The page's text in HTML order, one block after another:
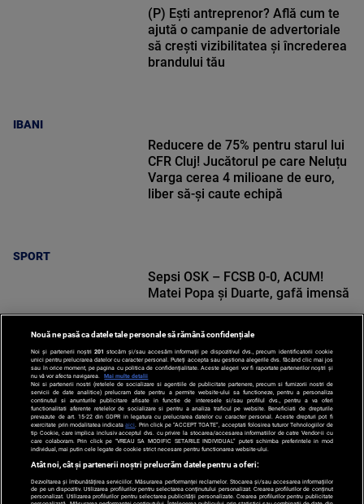
IBANI
(P) Ești antreprenor? Află cum te
ajută o campanie de advertoriale
să crești vizibilitatea și încrederea
brandului tău
SPORT
Reducere de 75% pentru starul lui
CFR Cluj! Jucătorul pe care Neluțu
Varga cerea 4 milioane de euro,
liber să-și caute echipă
SPORT
Sepsi OSK – FCSB 0-0, ACUM!
Matei Popa și Duarte, gafă imensă
Nouă ne pasă ca datele tale personale să rămână confidențiale
Noi și partenerii noștri 201 stocăm și/sau accesăm informații pe dispozitivul dvs., precum identificatorii cookie
unici pentru prelucrarea datelor cu caracter personal. Puteți accepta sau gestiona alegerile dvs. făcând clic mai jos
sau în orice moment, pe pagina cu politica de confidențialitate. Aceste alegeri vor fi raportate partenerilor noștri și
nu vă vor afecta navigarea.
Mai multe detalii
Noi si partenerii nostri (retelele de socializare si agentiile de publicitate partenere, precum si furnizorii nostri de
servicii de date analitice) prelucram date pentru a permite website-ului sa functioneze, pentru a personaliza
continutul si anunturile publicitare afisate in functie de interesele si/sau profilul dvs., pentru a va oferi
functionalitati aferente retelelor de socializare si pentru a analiza traficul pe website. Beneficiati de drepturile
prevazute de art. 15-22 din GDPR in legatura cu prelucrarea datelor cu caracter personal. Aceste drepturi pot fi
exercitate prin modalitatea indicataaici . Prin click pe “ACCEPT TOATE”, acceptati folosirea tuturor Tehnologiilor de
tip Cookie, care implica inclusiv acceptul dvs. cu privire la stocarea/accesarea informatiilor de catre Vendor-ii cu
care colaboram. Prin click pe “VREAU SA MODIFIC SETARILE INDIVIDUAL” puteti schimba preferintele in mod
individual, mai putin cele legate de cookie strict necesare pentru functionarea website-ului.
Atât noi, cât și partenerii noștri prelucrăm datele pentru a oferi:
Dezvoltarea și îmbunătățirea serviciilor. Măsurarea performanței reclamelor. Stocarea și/sau accesarea informațiilor
de pe un dispozitiv. Utilizarea profilurilor pentru selectarea conținutului personalizat. Crearea profilurilor de conținut
personalizat. Utilizarea profilurilor pentru selectarea publicității personalizate. Crearea profilurilor pentru publicitate